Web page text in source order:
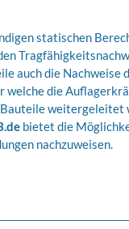
statischen
auch die Nachweise
welche die
weitergeleitet
bietet die
nachzuweisen.